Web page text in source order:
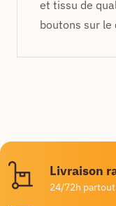
et tissu de
boutons sur le
Livraison
24/72h